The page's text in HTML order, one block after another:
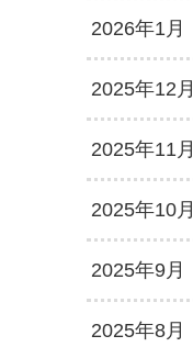
2026年1月
2025年12月
2025年11月
2025年10月
2025年9月
2025年8月